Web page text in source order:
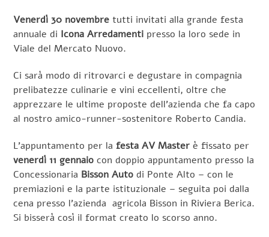
Venerdì 30 novembre tutti invitati alla grande festa
annuale di Icona Arredamenti presso la loro sede in
Viale del Mercato Nuovo.
Ci sarà modo di ritrovarci e degustare in compagnia
prelibatezze culinarie e vini eccellenti, oltre che
apprezzare le ultime proposte dell’azienda che fa capo
al nostro amico-runner-sostenitore Roberto Candia.
L’appuntamento per lafesta AV Master è fissato per
venerdì 11 gennaio con doppio appuntamento presso la
Concessionaria Bisson Auto di Ponte Alto – con le
premiazioni e la parte istituzionale – seguita poi dalla
cena presso l’azienda agricola Bisson in Riviera Berica.
Si bisserà così il format creato lo scorso anno.